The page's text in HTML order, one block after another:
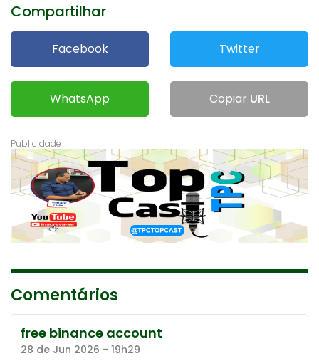
Compartilhar
Facebook Twitter
WhatsApp Copiar URL
Comentários
free binance account
28 de Jun 2026 - 19h29